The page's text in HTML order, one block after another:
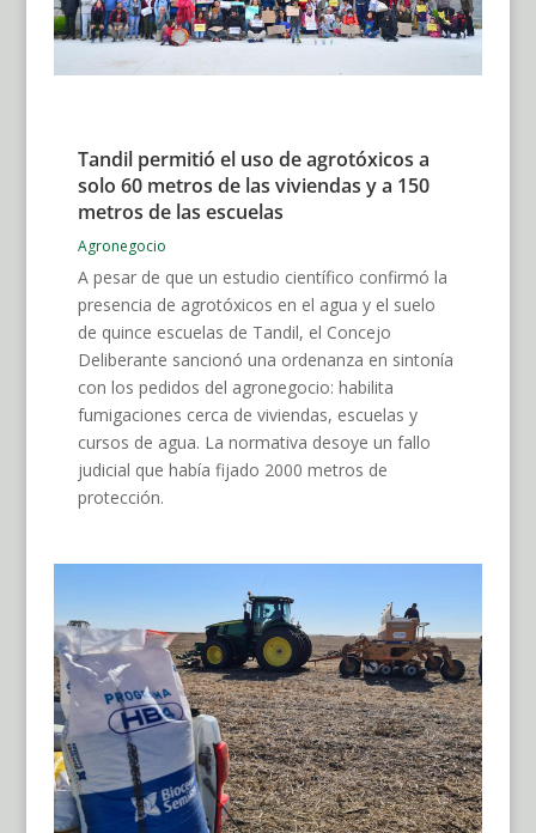
Tandil permitió el uso de agrotóxicos a
solo 60 metros de las viviendas y a 150
metros de las escuelas
Agronegocio
A pesar de que un estudio científico confirmó la
presencia de agrotóxicos en el agua y el suelo
de quince escuelas de Tandil, el Concejo
Deliberante sancionó una ordenanza en sintonía
con los pedidos del agronegocio: habilita
fumigaciones cerca de viviendas, escuelas y
cursos de agua. La normativa desoye un fallo
judicial que había fijado 2000 metros de
protección.